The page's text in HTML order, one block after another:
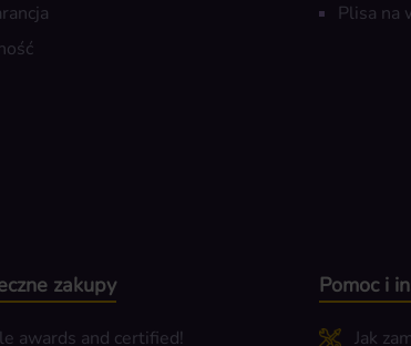
Plisa na
zakupy
awards and certified!
Pomoc i
Jak